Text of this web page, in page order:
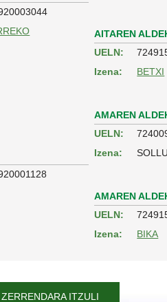
AITAREN
UELN:
Izena:
BETXI
AMAREN
UELN:
Izena:
AMAREN
UELN:
Izena:
BIKA
ITZULI